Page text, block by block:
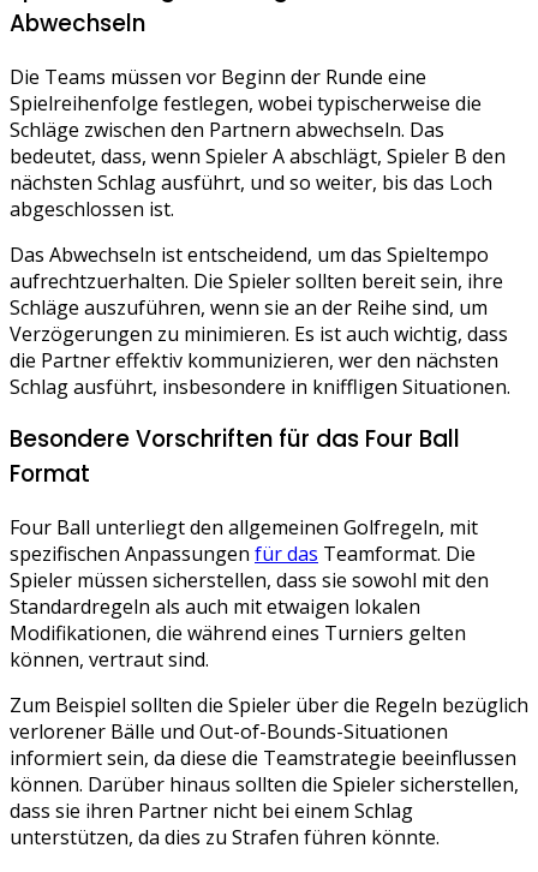
Abwechseln
Die Teams müssen vor Beginn der Runde eine
Spielreihenfolge festlegen, wobei typischerweise die
Schläge zwischen den Partnern abwechseln. Das
bedeutet, dass, wenn Spieler A abschlägt, Spieler B den
nächsten Schlag ausführt, und so weiter, bis das Loch
abgeschlossen ist.
Das Abwechseln ist entscheidend, um das Spieltempo
aufrechtzuerhalten. Die Spieler sollten bereit sein, ihre
Schläge auszuführen, wenn sie an der Reihe sind, um
Verzögerungen zu minimieren. Es ist auch wichtig, dass
die Partner effektiv kommunizieren, wer den nächsten
Schlag ausführt, insbesondere in kniffligen Situationen.
Besondere Vorschriften für das Four Ball
Format
Four Ball unterliegt den allgemeinen Golfregeln, mit
spezifischen Anpassungen für das Teamformat. Die
Spieler müssen sicherstellen, dass sie sowohl mit den
Standardregeln als auch mit etwaigen lokalen
Modifikationen, die während eines Turniers gelten
können, vertraut sind.
Zum Beispiel sollten die Spieler über die Regeln bezüglich
verlorener Bälle und Out-of-Bounds-Situationen
informiert sein, da diese die Teamstrategie beeinflussen
können. Darüber hinaus sollten die Spieler sicherstellen,
dass sie ihren Partner nicht bei einem Schlag
unterstützen, da dies zu Strafen führen könnte.